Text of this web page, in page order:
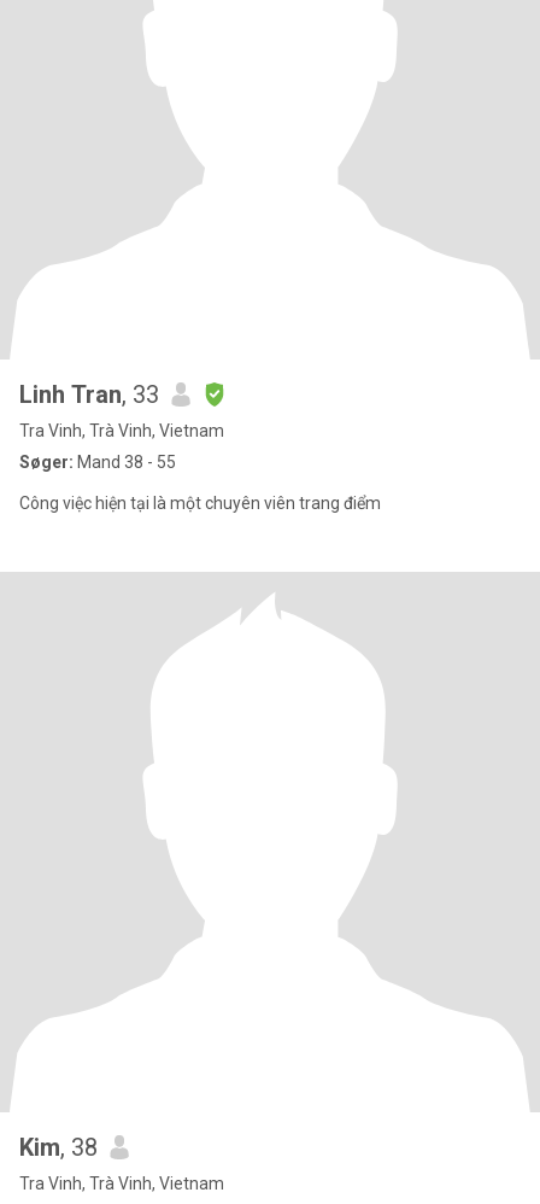
Linh Tran, 33
Tra Vinh, Trà Vinh, Vietnam
Søger: Mand 38 - 55
Công việc hiện tại là một chuyên viên trang điểm
Kim, 38
Tra Vinh, Trà Vinh, Vietnam